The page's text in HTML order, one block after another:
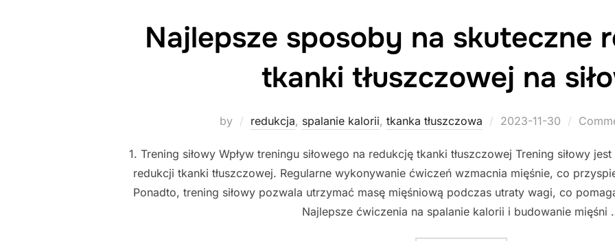
Najlepsze sposoby na skuteczne
tkanki tłuszczowej na
by redukcja, spalanie kalorii, tkanka tłuszczowa
Posted
2023-11-30
1. Trening siłowy Wpływ treningu siłowego na redukcję tkanki tłuszczowej Trening siłowy
redukcji tkanki tłuszczowej. Regularne wykonywanie ćwiczeń wzmacnia mięśnie, co
Ponadto, trening siłowy pozwala utrzymać masę mięśniową podczas utraty wagi, co
Najlepsze ćwiczenia na spalanie kalorii i budowanie mięśni